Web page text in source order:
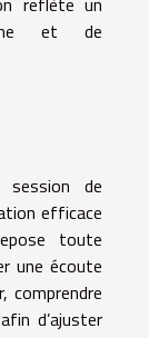
et de
session de
efficace
toute
une écoute
comprendre
d’ajuster